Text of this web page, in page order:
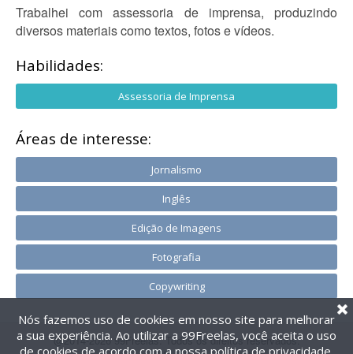
Trabalhei com assessoria de imprensa, produzindo
diversos materiais como textos, fotos e vídeos.
Habilidades:
Assessoria de Imprensa
Áreas de interesse:
Jornalismo
Inglês
Edição de Imagens
Fotografia
Copywriting
@2014-2026 99Freelas. Todos os direitos reservados.
Nós fazemos uso de cookies em nosso site para melhorar
a sua experiência. Ao utilizar a 99Freelas, você aceita o uso
de cookies de acordo com a nossa política de privacidade